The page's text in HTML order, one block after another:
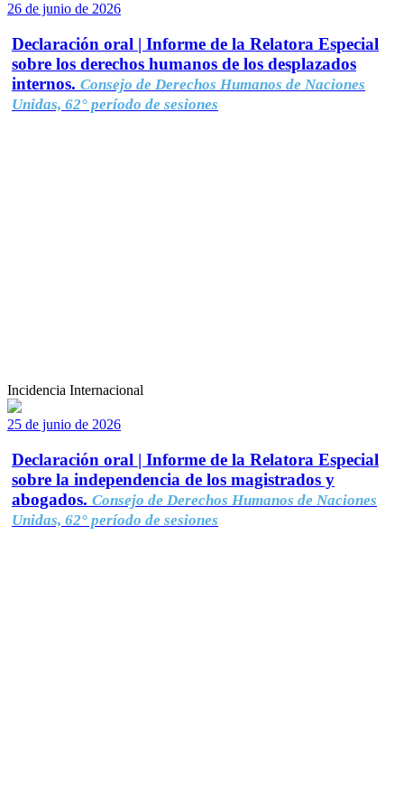
26 de junio de 2026
Declaración oral | Informe de la Relatora Especial
sobre los derechos humanos de los desplazados
internos. Consejo de Derechos Humanos de Naciones
Unidas, 62° período de sesiones
Incidencia Internacional
25 de junio de 2026
Declaración oral | Informe de la Relatora Especial
sobre la independencia de los magistrados y
abogados. Consejo de Derechos Humanos de Naciones
Unidas, 62° período de sesiones